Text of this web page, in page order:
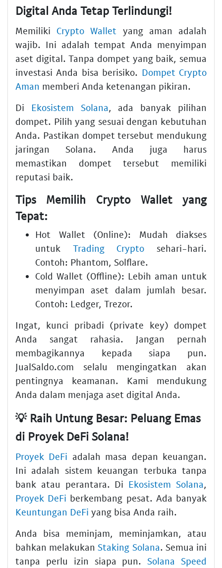
Digital Anda Tetap Terlindungi!
Memiliki Crypto Wallet yang aman adalah
wajib. Ini adalah tempat Anda menyimpan
aset digital. Tanpa dompet yang baik, semua
investasi Anda bisa berisiko. Dompet Crypto
Aman memberi Anda ketenangan pikiran.
Di Ekosistem Solana, ada banyak pilihan
dompet. Pilih yang sesuai dengan kebutuhan
Anda. Pastikan dompet tersebut mendukung
jaringan Solana. Anda juga harus
memastikan dompet tersebut memiliki
reputasi baik.
Tips Memilih Crypto Wallet yang
Tepat:
Hot Wallet (Online): Mudah diakses
untuk Trading Crypto sehari-hari.
Contoh: Phantom, Solflare.
Cold Wallet (Offline): Lebih aman untuk
menyimpan aset dalam jumlah besar.
Contoh: Ledger, Trezor.
Ingat, kunci pribadi (private key) dompet
Anda sangat rahasia. Jangan pernah
membagikannya kepada siapa pun.
JualSaldo.com selalu mengingatkan akan
pentingnya keamanan. Kami mendukung
Anda dalam menjaga aset digital Anda.
💡 Raih Untung Besar: Peluang Emas
di Proyek DeFi Solana!
Proyek DeFi adalah masa depan keuangan.
Ini adalah sistem keuangan terbuka tanpa
bank atau perantara. Di Ekosistem Solana,
Proyek DeFi berkembang pesat. Ada banyak
Keuntungan DeFi yang bisa Anda raih.
Anda bisa meminjam, meminjamkan, atau
bahkan melakukanStaking Solana. Semua ini
tanpa perlu izin siapa pun.Solana Speed